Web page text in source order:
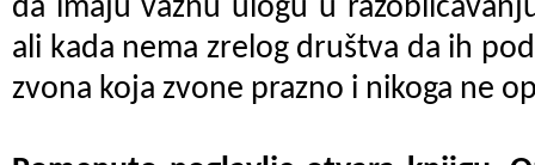
da imaju važnu ulogu u
ali kada nema zrelog društva da ih
zvona koja zvone prazno i nikoga ne